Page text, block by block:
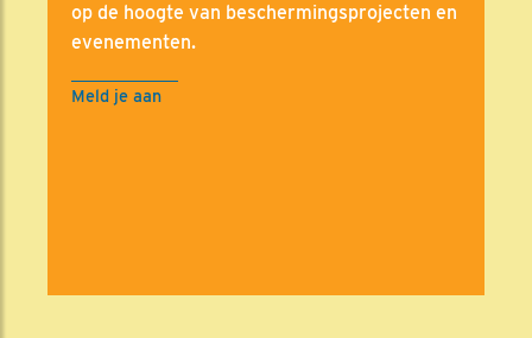
op de hoogte van beschermingsprojecten en
evenementen.
Meld je aan